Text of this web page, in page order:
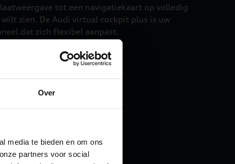
Over
media te bieden en om ons
partners voor social
tot een navigatiekaart op volledig
zien. De Audi virtual cockpit plus is uw
dat zich flexibel aanpast.